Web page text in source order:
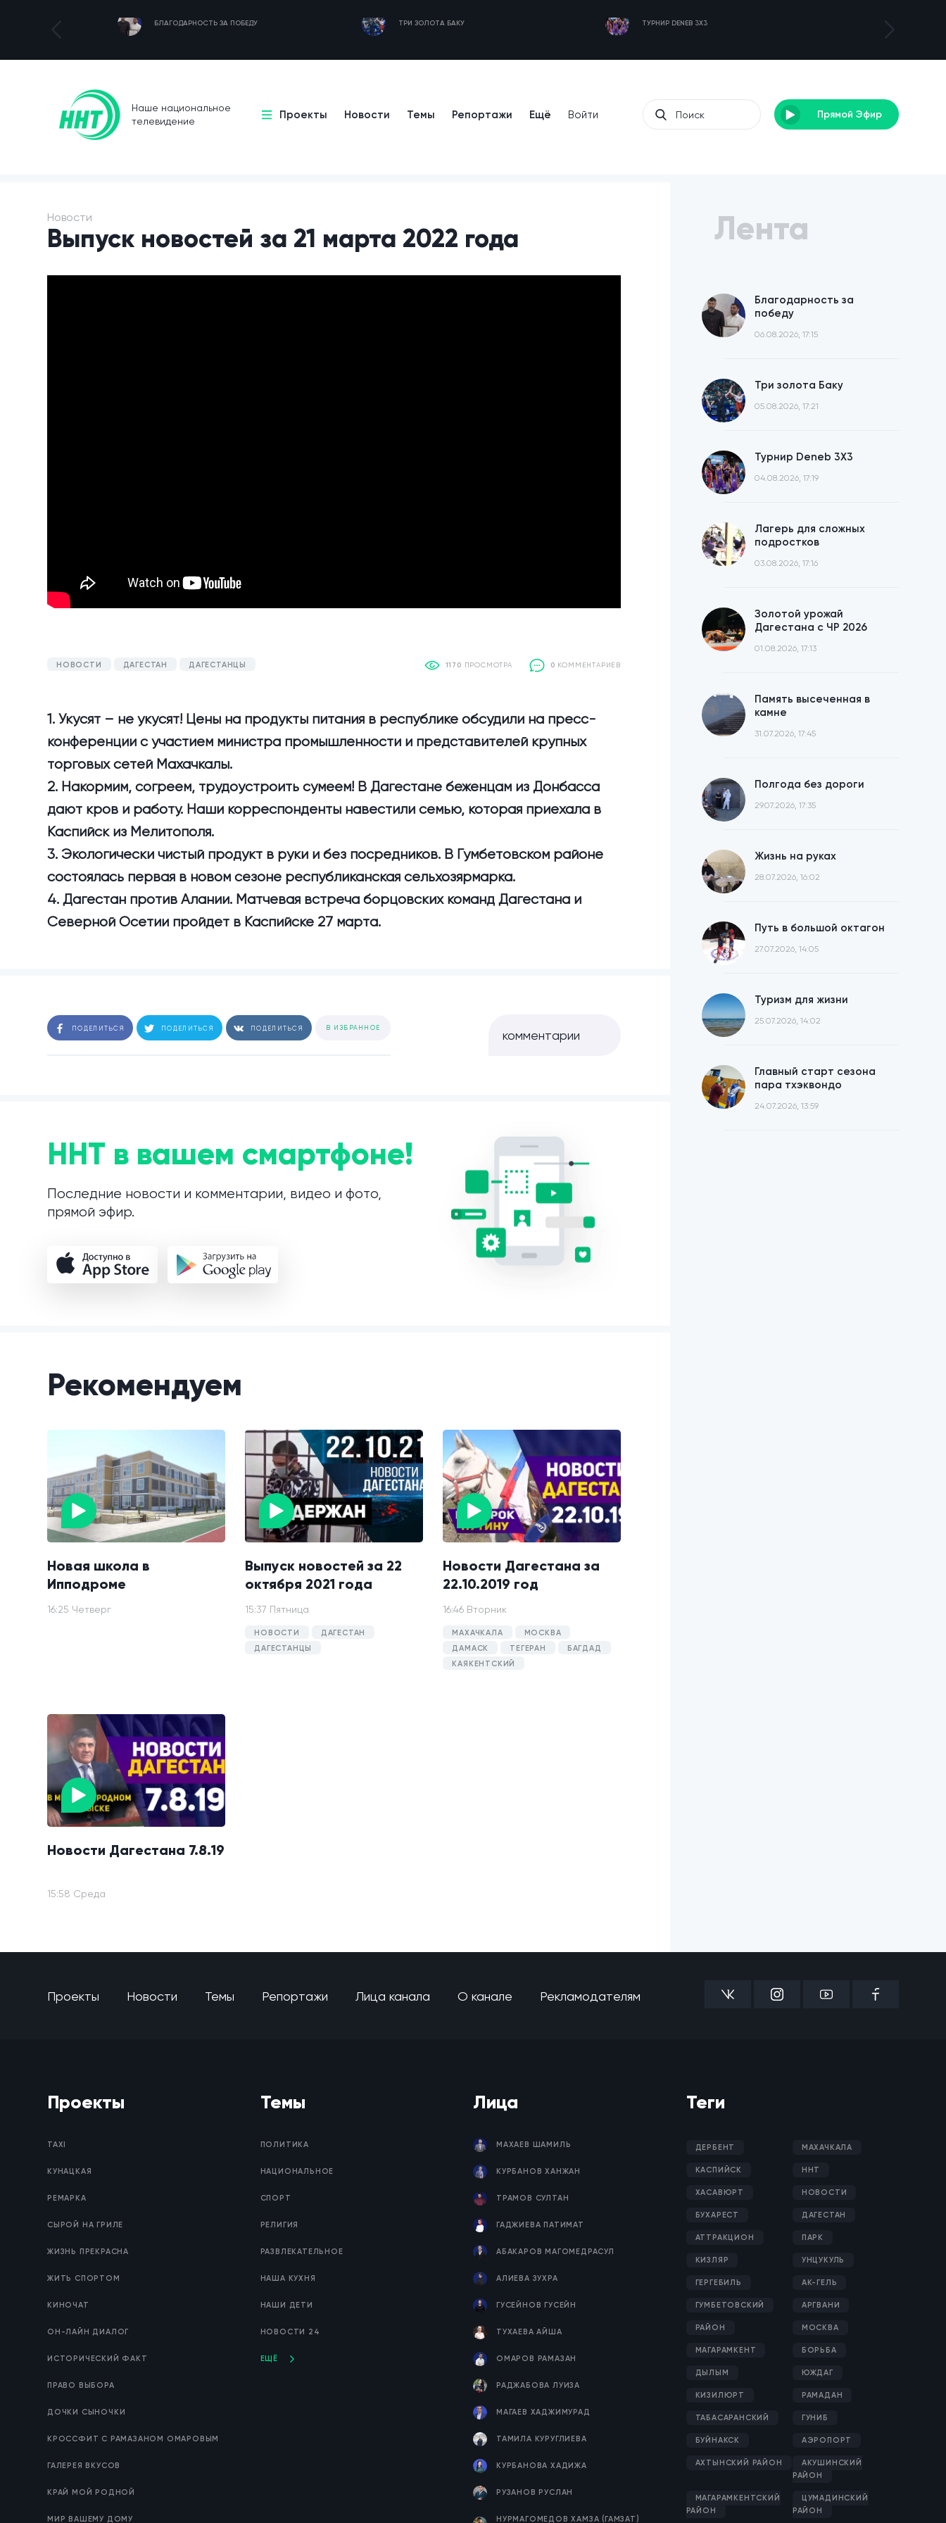
БЛАГОДАРНОСТЬ ЗА ПОБЕДУ ТРИ ЗОЛОТА БАКУ ТУРНИР DENEB 3X3 ЛАГЕРЬ ДЛЯ
Наше национальное
телевидение
Проекты Новости Темы Репортажи Ещё Войти Прямой Эфир
Новости
Выпуск новостей за 21 марта 2022 года
НОВОСТИ ДАГЕСТАН ДАГЕСТАНЦЫ 1170 ПРОСМОТРА 0 КОММЕНТАРИЕВ
1. Укусят – не укусят! Цены на продукты питания в республике обсудили на пресс-
конференции с участием министра промышленности и представителей крупных
торговых сетей Махачкалы.
2. Накормим, согреем, трудоустроить сумеем! В Дагестане беженцам из Донбасса
дают кров и работу. Наши корреспонденты навестили семью, которая приехала в
Каспийск из Мелитополя.
3. Экологически чистый продукт в руки и без посредников. В Гумбетовском районе
состоялась первая в новом сезоне республиканская сельхозярмарка.
4. Дагестан против Алании. Матчевая встреча борцовских команд Дагестана и
Северной Осетии пройдет в Каспийске 27 марта.
ПОДЕЛИТЬСЯ ПОДЕЛИТЬСЯ ПОДЕЛИТЬСЯ В ИЗБРАННОЕ
комментарии
ННТ в вашем смартфоне!
Последние новости и комментарии, видео и фото,
прямой эфир.
Рекомендуем
Новая школа в
Ипподроме
16:25 Четверг
Выпуск новостей за 22
октября 2021 года
15:37 Пятница
НОВОСТИ
ДАГЕСТАН
ДАГЕСТАНЦЫ
Новости Дагестана за
22.10.2019 год
16:46 Вторник
МАХАЧКАЛА
МОСКВА
ДАМАСК
ТЕГЕРАН
БАГДАД
КАЯКЕНТСКИЙ
Новости Дагестана 7.8.19
15:58 Среда
Лента
Благодарность за
победу
06.08.2026, 17:15
Три золота Баку
05.08.2026, 17:21
Турнир Deneb 3X3
04.08.2026, 17:19
Лагерь для сложных
подростков
03.08.2026, 17:16
Золотой урожай
Дагестана с ЧР 2026
01.08.2026, 17:13
Память высеченная в
камне
31.07.2026, 17:45
Полгода без дороги
29.07.2026, 17:35
Жизнь на руках
28.07.2026, 16:02
Путь в большой октагон
27.07.2026, 14:05
Туризм для жизни
25.07.2026, 14:02
Главный старт сезона
пара тхэквондо
24.07.2026, 13:59
Проекты Новости Темы Репортажи Лица канала О канале Рекламодателям
Проекты
TAXI
КУНАЦКАЯ
РЕМАРКА
СЫРОЙ НА ГРИЛЕ
ЖИЗНЬ ПРЕКРАСНА
ЖИТЬ СПОРТОМ
КИНОЧАТ
ОН-ЛАЙН ДИАЛОГ
ИСТОРИЧЕСКИЙ ФАКТ
ПРАВО ВЫБОРА
ДОЧКИ СЫНОЧКИ
КРОССФИТ С РАМАЗАНОМ ОМАРОВЫМ
ГАЛЕРЕЯ ВКУСОВ
КРАЙ МОЙ РОДНОЙ
МИР ВАШЕМУ ДОМУ
Темы
ПОЛИТИКА
НАЦИОНАЛЬНОЕ
СПОРТ
РЕЛИГИЯ
РАЗВЛЕКАТЕЛЬНОЕ
НАША КУХНЯ
НАШИ ДЕТИ
НОВОСТИ 24
ЕЩЁ
Лица
МАХАЕВ ШАМИЛЬ
КУРБАНОВ ХАНЖАН
ТРАМОВ СУЛТАН
ГАДЖИЕВА ПАТИМАТ
АБАКАРОВ МАГОМЕДРАСУЛ
АЛИЕВА ЗУХРА
ГУСЕЙНОВ ГУСЕЙН
ТУХАЕВА АЙША
ОМАРОВ РАМАЗАН
РАДЖАБОВА ЛУИЗА
МАГАЕВ ХАДЖИМУРАД
ТАМИЛА КУРУГЛИЕВА
КУРБАНОВА ХАДИЖА
РУЗАНОВ РУСЛАН
НУРМАГОМЕДОВ ХАМЗА (ГАМЗАТ)
Теги
ДЕРБЕНТ МАХАЧКАЛА
КАСПИЙСК ННТ
ХАСАВЮРТ НОВОСТИ
БУХАРЕСТ ДАГЕСТАН
АТТРАКЦИОН ПАРК
КИЗЛЯР УНЦУКУЛЬ
ГЕРГЕБИЛЬ АК-ГЕЛЬ
ГУМБЕТОВСКИЙ АРГВАНИ
РАЙОН МОСКВА
МАГАРАМКЕНТ БОРЬБА
ДЫЛЫМ ЮЖДАГ
КИЗИЛЮРТ РАМАДАН
ТАБАСАРАНСКИЙ ГУНИБ
БУЙНАКСК АЭРОПОРТ
АХТЫНСКИЙ РАЙОН
АКУШИНСКИЙ
РАЙОН
МАГАРАМКЕНТСКИЙ
РАЙОН
ЦУМАДИНСКИЙ
РАЙОН